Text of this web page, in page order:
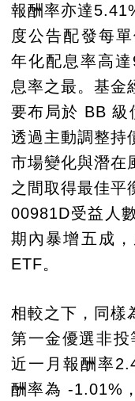
報酬率亦達
度公告配發每
年化配息率高
息率之最。基金
要布局於 BB 級
透過主動調整持
市場變化與潛在
之間取得最佳平
00981D受益人
期內暴增五成
ETF。
相較之下，同樣
第一金優選非投
近一月報酬率
酬率為 -1.01%